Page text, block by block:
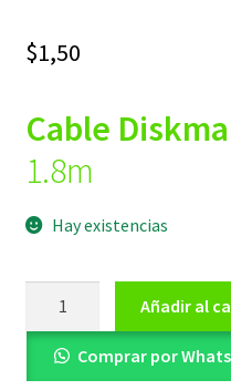
$1,50
Cable
1.8m
Hay existencias
Diskman
3.5
Añadir al
Comprar por